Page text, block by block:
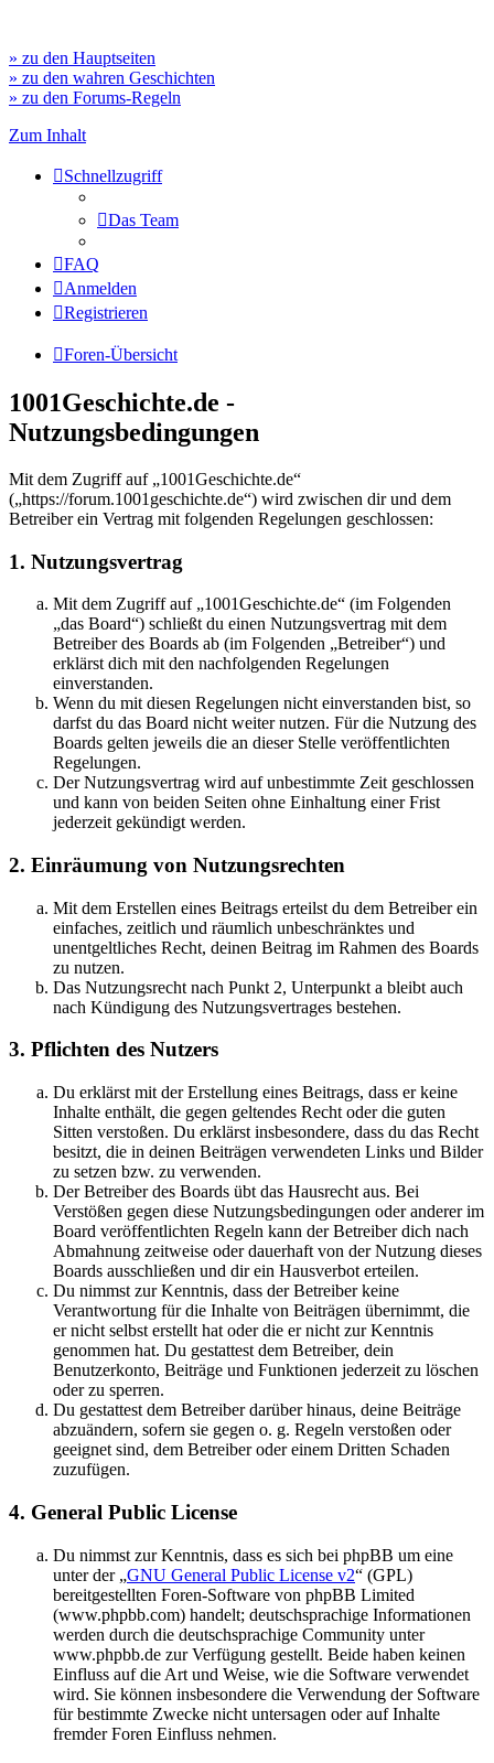
» zu den Hauptseiten
» zu den wahren Geschichten
» zu den Forums-Regeln
Zum Inhalt
Schnellzugriff
Das Team
FAQ
Anmelden
Registrieren
Foren-Übersicht
1001Geschichte.de -
Nutzungsbedingungen
Mit dem Zugriff auf „1001Geschichte.de“
(„https://forum.1001geschichte.de“) wird zwischen dir und dem
Betreiber ein Vertrag mit folgenden Regelungen geschlossen:
1. Nutzungsvertrag
Mit dem Zugriff auf „1001Geschichte.de“ (im Folgenden
„das Board“) schließt du einen Nutzungsvertrag mit dem
Betreiber des Boards ab (im Folgenden „Betreiber“) und
erklärst dich mit den nachfolgenden Regelungen
einverstanden.
Wenn du mit diesen Regelungen nicht einverstanden bist, so
darfst du das Board nicht weiter nutzen. Für die Nutzung des
Boards gelten jeweils die an dieser Stelle veröffentlichten
Regelungen.
Der Nutzungsvertrag wird auf unbestimmte Zeit geschlossen
und kann von beiden Seiten ohne Einhaltung einer Frist
jederzeit gekündigt werden.
2. Einräumung von Nutzungsrechten
Mit dem Erstellen eines Beitrags erteilst du dem Betreiber ein
einfaches, zeitlich und räumlich unbeschränktes und
unentgeltliches Recht, deinen Beitrag im Rahmen des Boards
zu nutzen.
Das Nutzungsrecht nach Punkt 2, Unterpunkt a bleibt auch
nach Kündigung des Nutzungsvertrages bestehen.
3. Pflichten des Nutzers
Du erklärst mit der Erstellung eines Beitrags, dass er keine
Inhalte enthält, die gegen geltendes Recht oder die guten
Sitten verstoßen. Du erklärst insbesondere, dass du das Recht
besitzt, die in deinen Beiträgen verwendeten Links und Bilder
zu setzen bzw. zu verwenden.
Der Betreiber des Boards übt das Hausrecht aus. Bei
Verstößen gegen diese Nutzungsbedingungen oder anderer im
Board veröffentlichten Regeln kann der Betreiber dich nach
Abmahnung zeitweise oder dauerhaft von der Nutzung dieses
Boards ausschließen und dir ein Hausverbot erteilen.
Du nimmst zur Kenntnis, dass der Betreiber keine
Verantwortung für die Inhalte von Beiträgen übernimmt, die
er nicht selbst erstellt hat oder die er nicht zur Kenntnis
genommen hat. Du gestattest dem Betreiber, dein
Benutzerkonto, Beiträge und Funktionen jederzeit zu löschen
oder zu sperren.
Du gestattest dem Betreiber darüber hinaus, deine Beiträge
abzuändern, sofern sie gegen o. g. Regeln verstoßen oder
geeignet sind, dem Betreiber oder einem Dritten Schaden
zuzufügen.
4. General Public License
Du nimmst zur Kenntnis, dass es sich bei phpBB um eine
unter der „GNU General Public License v2“ (GPL)
bereitgestellten Foren-Software von phpBB Limited
(www.phpbb.com) handelt; deutschsprachige Informationen
werden durch die deutschsprachige Community unter
www.phpbb.de zur Verfügung gestellt. Beide haben keinen
Einfluss auf die Art und Weise, wie die Software verwendet
wird. Sie können insbesondere die Verwendung der Software
für bestimmte Zwecke nicht untersagen oder auf Inhalte
fremder Foren Einfluss nehmen.